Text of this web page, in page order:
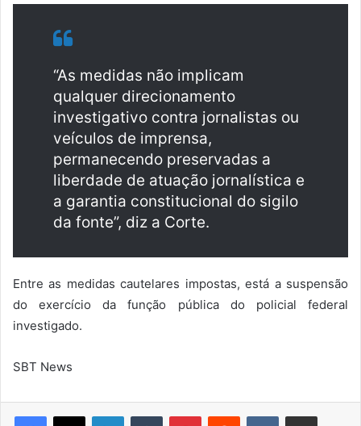
“As medidas não implicam
qualquer direcionamento
investigativo contra jornalistas ou
veículos de imprensa,
permanecendo preservadas a
liberdade de atuação jornalística e
a garantia constitucional do sigilo
da fonte”, diz a Corte.
Entre as medidas cautelares impostas, está a suspensão
do exercício da função pública do policial federal
investigado.
SBT News
LinkedinTumblr PinterestReddit VK Compartilhar via e-mail